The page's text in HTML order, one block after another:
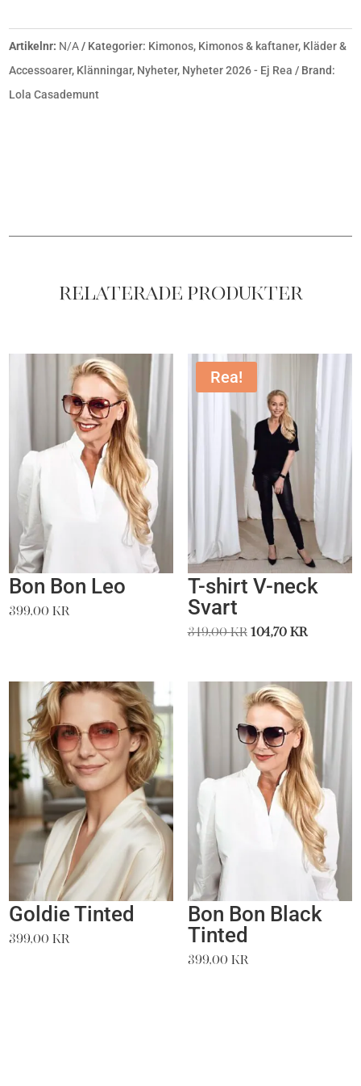
Artikelnr: N/A Kategorier: Kimonos, Kimonos & kaftaner, Kläder &
Accessoarer, Klänningar, Nyheter, Nyheter 2026 - Ej Rea
Brand:
Lola Casademunt
Relaterade produkter
Bon Bon Leo
399,00kr
Rea!
T-shirt V-neck
Svart
349,00kr Det
var:
349,00 kr.
104,70 krDet
är:
104,70
Goldie Tinted
399,00kr
Bon Bon Black
Tinted
399,00 kr